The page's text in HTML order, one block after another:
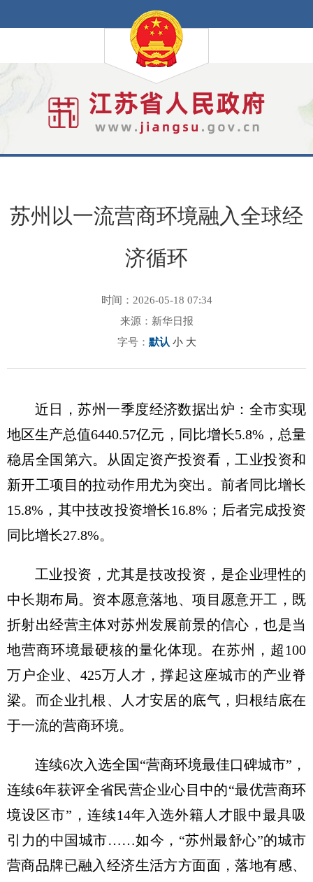
苏州以一流营商环境融入全球经
济循环
时间：2026-05-18 07:34
来源：新华日报
字号： 默认 小 大
近日，苏州一季度经济数据出炉：全市实现
地区生产总值6440.57亿元，同比增长5.8%，总量
稳居全国第六。从固定资产投资看，工业投资和
新开工项目的拉动作用尤为突出。前者同比增长
15.8%，其中技改投资增长16.8%；后者完成投资
同比增长27.8%。
工业投资，尤其是技改投资，是企业理性的
中长期布局。资本愿意落地、项目愿意开工，既
折射出经营主体对苏州发展前景的信心，也是当
地营商环境最硬核的量化体现。在苏州，超100
万户企业、425万人才，撑起这座城市的产业脊
梁。而企业扎根、人才安居的底气，归根结底在
于一流的营商环境。
连续6次入选全国“营商环境最佳口碑城市”，
连续6年获评全省民营企业心目中的“最优营商环
境设区市”，连续14年入选外籍人才眼中最具吸
引力的中国城市……如今，“苏州最舒心”的城市
营商品牌已融入经济生活方方面面，落地有感、